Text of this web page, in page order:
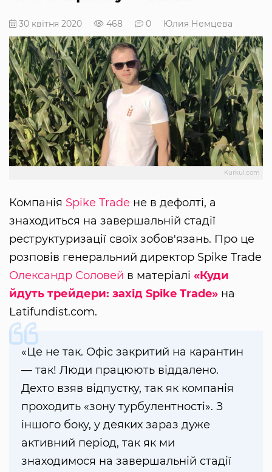
30 квітня 2020 468 0 Юлия Немцева
Kurkul.com
Компанія Spike Trade не в дефолті, а
знаходиться на завершальній стадії
реструктуризації своїх зобов'язань. Про це
розповів генеральний директор Spike Trade
Олександр Соловей в матеріалі «Куди
йдуть трейдери: захід Spike Trade» на
Latifundist.com.
«Це не так. Офіс закритий на карантин
— так! Люди працюють віддалено.
Дехто взяв відпустку, так як компанія
проходить «зону турбулентності». З
іншого боку, у деяких зараз дуже
активний період, так як ми
знаходимося на завершальній стадії